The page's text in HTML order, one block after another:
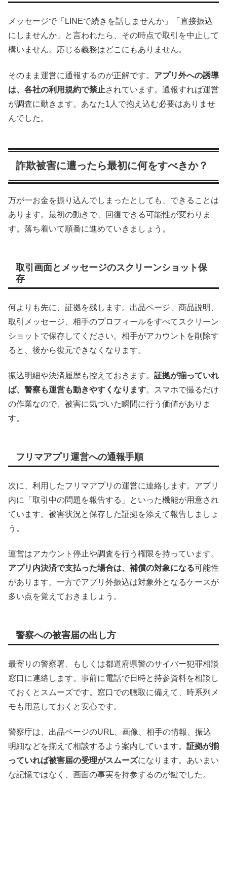
メッセージで「LINEで続きを話しませんか」「直接振込
にしませんか」と言われたら、その時点で取引を中止して
構いません。応じる義務はどこにもありません。
そのまま運営に通報するのが正解です。 アプリ外への誘導
は、各社の利用規約で禁止されています。通報すれば運営
が調査に動きます。あなた1人で抱え込む必要はありませ
んでした。
詐欺被害に遭ったら最初に何をすべきか？
万が一お金を振り込んでしまったとしても、できることは
あります。最初の動きで、回復できる可能性が変わりま
す。落ち着いて順番に進めていきましょう。
取引画面とメッセージのスクリーンショット保
存
何よりも先に、証拠を残します。出品ページ、商品説明、
取引メッセージ、相手のプロフィールをすべてスクリーン
ショットで保存してください。相手がアカウントを削除す
ると、後から復元できなくなります。
振込明細や決済履歴も控えておきます。 証拠が揃っていれ
ば、警察も運営も動きやすくなります。スマホで撮るだけ
の作業なので、被害に気づいた瞬間に行う価値がありま
す。
フリマアプリ運営への通報手順
次に、利用したフリマアプリの運営に連絡します。アプリ
内に「取引中の問題を報告する」といった機能が用意され
ています。被害状況と保存した証拠を添えて報告しましょ
う。
運営はアカウント停止や調査を行う権限を持っています。
アプリ内決済で支払った場合は、補償の対象になる可能性
があります。一方でアプリ外振込は対象外となるケースが
多い点を覚えておきましょう。
警察への被害届の出し方
最寄りの警察署、もしくは都道府県警のサイバー犯罪相談
窓口に連絡します。事前に電話で日時と持参資料を相談し
ておくとスムーズです。窓口での聴取に備えて、時系列メ
モも用意しておくと安心です。
警察庁は、出品ページのURL、画像、相手の情報、振込
明細などを揃えて相談するよう案内しています。 証拠が揃
っていれば被害届の受理がスムーズになります。あいまい
な記憶ではなく、画面の事実を持参するのが鍵でした。